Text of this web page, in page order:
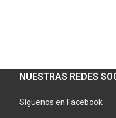
NUESTRAS REDES
Síguenos en Facebook